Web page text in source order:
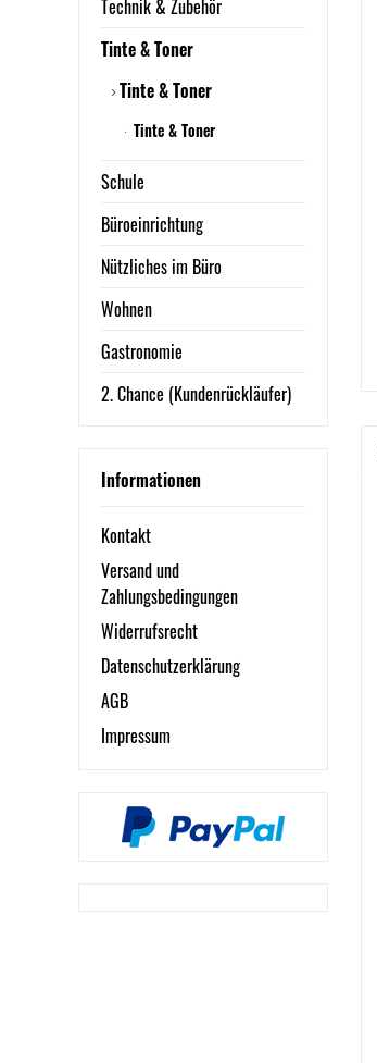
Technik & Zubehör
Tinte & Toner
Tinte & Toner
Tinte & Toner
Schule
Büroeinrichtung
Nützliches im Büro
Wohnen
Gastronomie
2. Chance (Kundenrückläufer)
Informationen
Kontakt
Versand und
Zahlungsbedingungen
Widerrufsrecht
Datenschutzerklärung
AGB
Impressum